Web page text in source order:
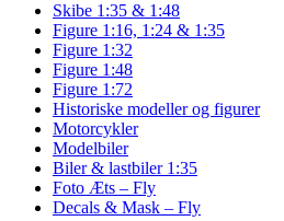
Skibe 1:35 & 1:48
Figure 1:16, 1:24 & 1:35
Figure 1:32
Figure 1:48
Figure 1:72
Historiske modeller og figurer
Motorcykler
Modelbiler
Biler & lastbiler 1:35
Foto Æts – Fly
Decals & Mask – Fly